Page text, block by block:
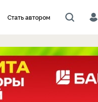
Стать автором